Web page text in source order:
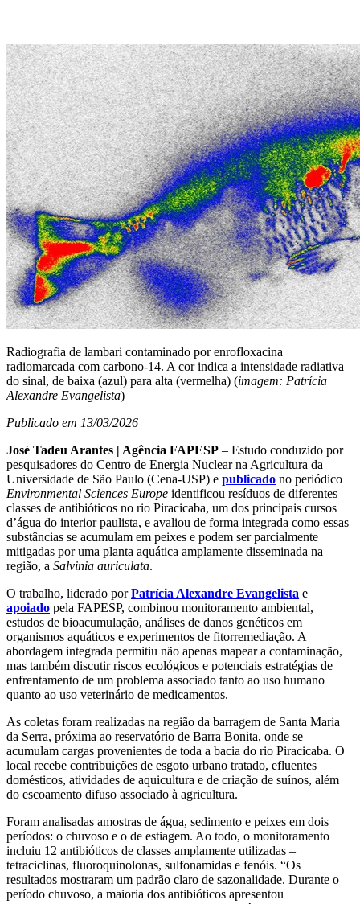
Radiografia de lambari contaminado por enrofloxacina
radiomarcada com carbono-14. A cor indica a intensidade radiativa
do sinal, de baixa (azul) para alta (vermelha) (imagem: Patrícia
Alexandre Evangelista)
Publicado em 13/03/2026
José Tadeu Arantes | Agência FAPESP – Estudo conduzido por
pesquisadores do Centro de Energia Nuclear na Agricultura da
Universidade de São Paulo (Cena-USP) e publicado no periódico
Environmental Sciences Europe identificou resíduos de diferentes
classes de antibióticos no rio Piracicaba, um dos principais cursos
d’água do interior paulista, e avaliou de forma integrada como essas
substâncias se acumulam em peixes e podem ser parcialmente
mitigadas por uma planta aquática amplamente disseminada na
região, a Salvinia auriculata.
O trabalho, liderado porPatrícia Alexandre Evangelista e
apoiado pela FAPESP, combinou monitoramento ambiental,
estudos de bioacumulação, análises de danos genéticos em
organismos aquáticos e experimentos de fitorremediação. A
abordagem integrada permitiu não apenas mapear a contaminação,
mas também discutir riscos ecológicos e potenciais estratégias de
enfrentamento de um problema associado tanto ao uso humano
quanto ao uso veterinário de medicamentos.
As coletas foram realizadas na região da barragem de Santa Maria
da Serra, próxima ao reservatório de Barra Bonita, onde se
acumulam cargas provenientes de toda a bacia do rio Piracicaba. O
local recebe contribuições de esgoto urbano tratado, efluentes
domésticos, atividades de aquicultura e de criação de suínos, além
do escoamento difuso associado à agricultura.
Foram analisadas amostras de água, sedimento e peixes em dois
períodos: o chuvoso e o de estiagem. Ao todo, o monitoramento
incluiu 12 antibióticos de classes amplamente utilizadas –
tetraciclinas, fluoroquinolonas, sulfonamidas e fenóis. “Os
resultados mostraram um padrão claro de sazonalidade. Durante o
período chuvoso, a maioria dos antibióticos apresentou